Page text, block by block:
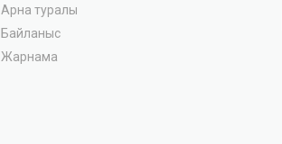
Арна туралы
Байланыс
Жарнама